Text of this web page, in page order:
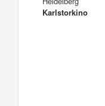
Karlstorkino